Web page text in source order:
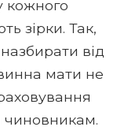
кожного
зірки. Так,
від
мати не
чиновникам.